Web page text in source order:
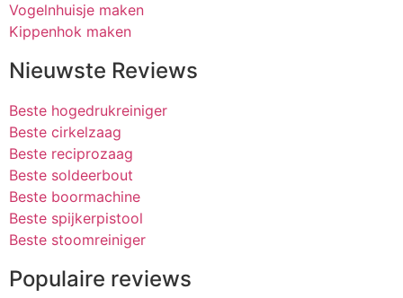
Vogelnhuisje maken
Kippenhok maken
Nieuwste Reviews
Beste hogedrukreiniger
Beste cirkelzaag
Beste reciprozaag
Beste soldeerbout
Beste boormachine
Beste spijkerpistool
Beste stoomreiniger
Populaire reviews